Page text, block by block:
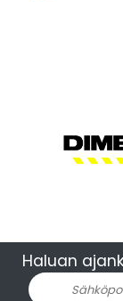
Haluan